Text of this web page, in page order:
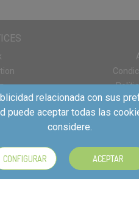
relacionada con sus
puede aceptar todas las
considere.
CONFIGURAR ACEPTAR